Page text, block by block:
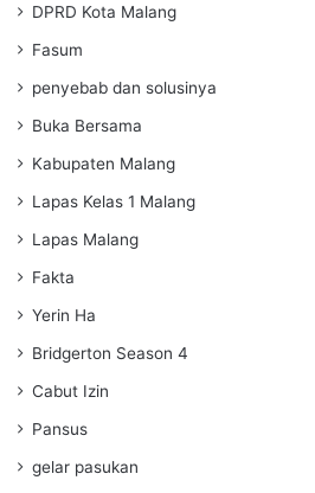
DPRD Kota Malang
Fasum
penyebab dan solusinya
Buka Bersama
Kabupaten Malang
Lapas Kelas 1 Malang
Lapas Malang
Fakta
Yerin Ha
Bridgerton Season 4
Cabut Izin
Pansus
gelar pasukan